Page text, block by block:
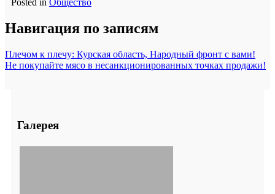
Навигация по записям
Плечом к плечу: Курская область, Народный фронт с вами!
Не покупайте мясо в несанкционированных точках продажи!
Галерея